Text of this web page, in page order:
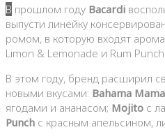
В прошлом году Bacardi
выпусти линейку
ромом, в которую входят
Limon & Lemonade и Rum Punch.
В этом году, бренд расширил
новыми вкусами: Bahama Mama
ягодами и ананасом; Mojito с
Punch с красным апельсином,